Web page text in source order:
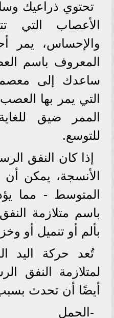
تحتوي ذراعيك
الأعصاب التي
والإحساس، يمر
المعروف باسم
ساعدك إلى
التي يمر بها
الممر ضيق
للتوسع.
إذا كان النفق
الأنسجة، يمكن
المتوسط ​​- مما
باسم متلازمة
بألم أو تنميل أو
تُعد حركة اليد
لمتلازمة النفق
أيضًا أن تحدث
-الحمل